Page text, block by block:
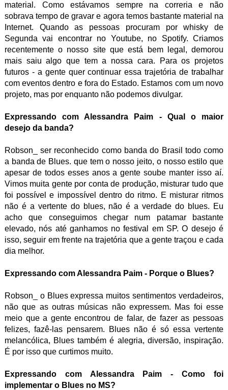
material. Como estávamos sempre na correria e não
sobrava tempo de gravar e agora temos bastante material na
Internet. Quando as pessoas procuram por whisky de
Segunda vai encontrar no Youtube, no Spotify. Criamos
recentemente o nosso site que está bem legal, demorou
mais saiu algo que tem a nossa cara. Para os projetos
futuros - a gente quer continuar essa trajetória de trabalhar
com eventos dentro e fora do Estado. Estamos com um novo
projeto, mas por enquanto não podemos divulgar.
Expressando com Alessandra Paim - Qual o maior
desejo da banda?
Robson_ ser reconhecido como banda do Brasil todo como
a banda de Blues. que tem o nosso jeito, o nosso estilo que
apesar de todos esses anos a gente soube manter isso aí.
Vimos muita gente por conta de produção, misturar tudo que
foi possível e impossível dentro do ritmo. E misturar ritmos
não é a vertente do blues, não é a verdade do blues. Eu
acho que conseguimos chegar num patamar bastante
elevado, nós até ganhamos no festival em SP. O desejo é
isso, seguir em frente na trajetória que a gente traçou e cada
dia melhor.
Expressando com Alessandra Paim - Porque o Blues?
Robson_ o Blues expressa muitos sentimentos verdadeiros,
não que as outras músicas não expressem. Mas foi esse
meio que a gente encontrou de falar, de fazer as pessoas
felizes, fazê-las pensarem. Blues não é só essa vertente
melancólica, Blues também é alegria, diversão, inspiração.
É por isso que curtimos muito.
Expressando com Alessandra Paim - Como foi
implementar o Blues no MS?